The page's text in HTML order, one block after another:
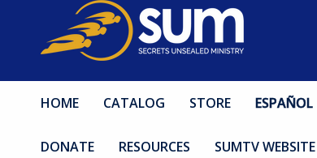
HOME CATALOG STORE ESPAÑOL
DONATE RESOURCES SUMTV WEBSITE